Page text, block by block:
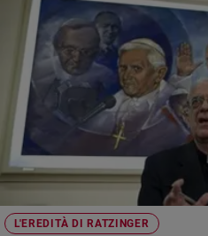
L'EREDITÀ DI RATZINGER